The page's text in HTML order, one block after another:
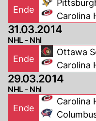
Ende
Carolina
31.03.2014
NHL - Nhl
Ende
Ottawa
Carolina
29.03.2014
NHL - Nhl
Ende
Carolina